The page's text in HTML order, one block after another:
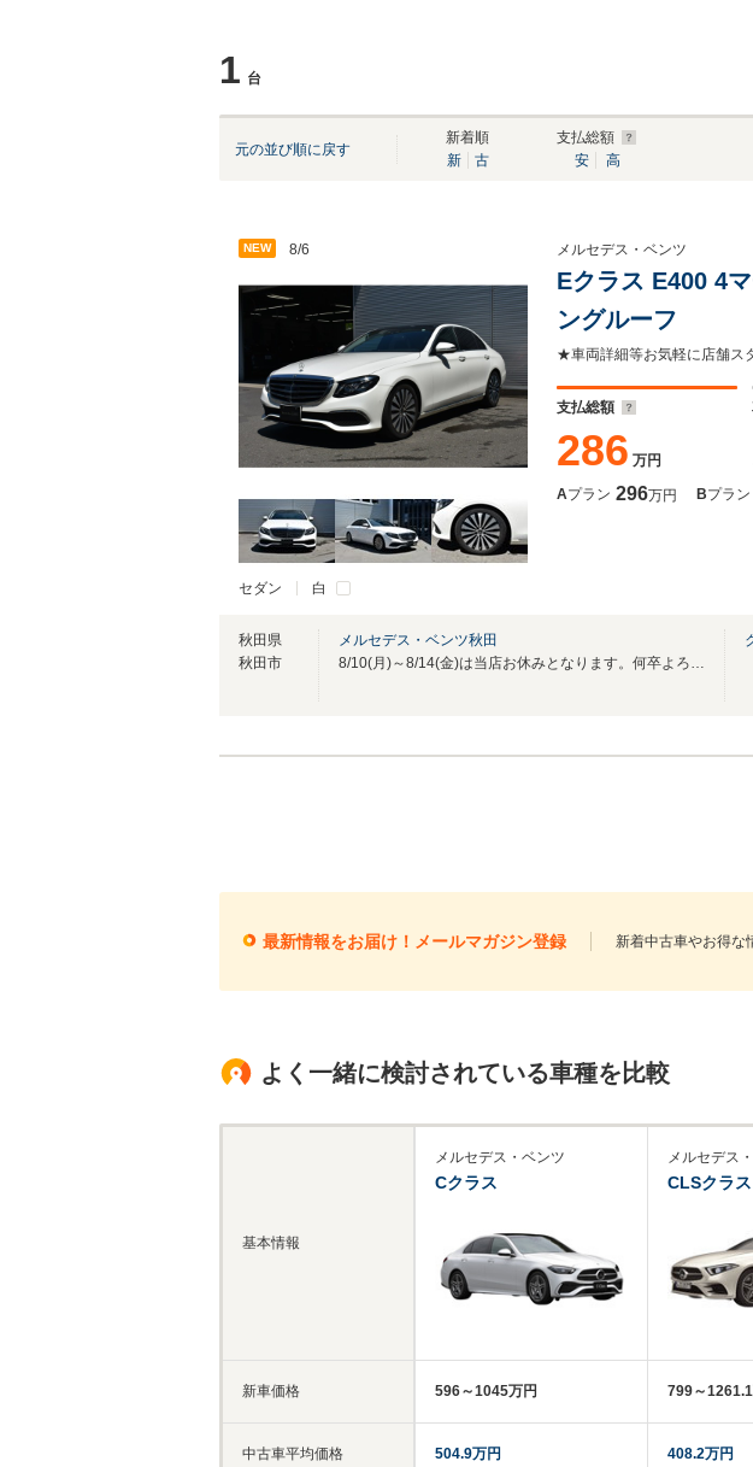
1 台
元の並び順に戻す
新着順
新
古
支払総額
安
高
NEW 8/6
セダン 白
メルセデス・ベンツ
Eクラス E400 4
ングルーフ
★車両詳細等お気軽に店舗
支払総額
286 万円
Aプラン 296万円 Bプラン
秋田県
秋田市
メルセデス・ベンツ秋田
8/10(月)～8/14(金)は当店お休みとなります。何卒よろしくお願いいたします。
最新情報をお届け！メールマガジン登録 新着中古車やお得な
よく一緒に検討されている車種を比較
基本情報
新車価格
中古車平均価格
メルセデス・ベンツ
Cクラス
596～1045万円
504.9万円
メルセデス
CLSクラス
799～
408.2万円